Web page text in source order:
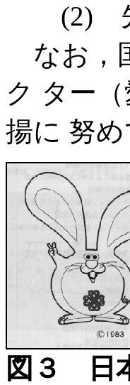
(2) 先
なお，
ク ター
揚に 努め
図３ 日